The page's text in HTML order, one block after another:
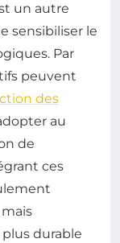
un autre
sensibiliser le
Par
peuvent
des
au
de
ces
durable